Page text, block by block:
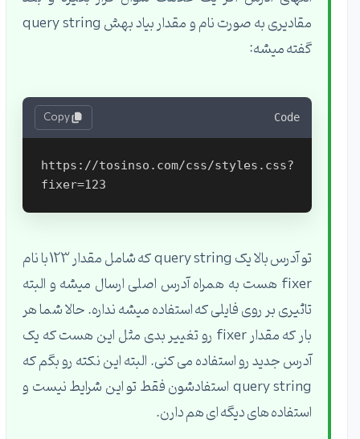
مقادیری به صورت نام و مقدار بیاد بهش query string
گفته میشه:
Code
Copy
https://tosinso.com/css/styles.css?
تو آدرس بالا یک query string که شامل مقدار 123 با نام
fixer هست به همراه آدرس اصلی ارسال میشه و البته
تاثیری بر روی فایلی که استفاده میشه نداره. حالا شما هر
بار که مقدار fixer رو تغییر بدی مثل این هست که یک
آدرس جدید رو استفاده می کنی. البته این نکته رو بگم که
query string استفادشون فقط تو این شرایط نیست و
استفاده های دیگه ای هم دارن.